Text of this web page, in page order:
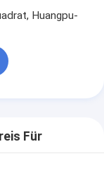
Huangpu-
Für